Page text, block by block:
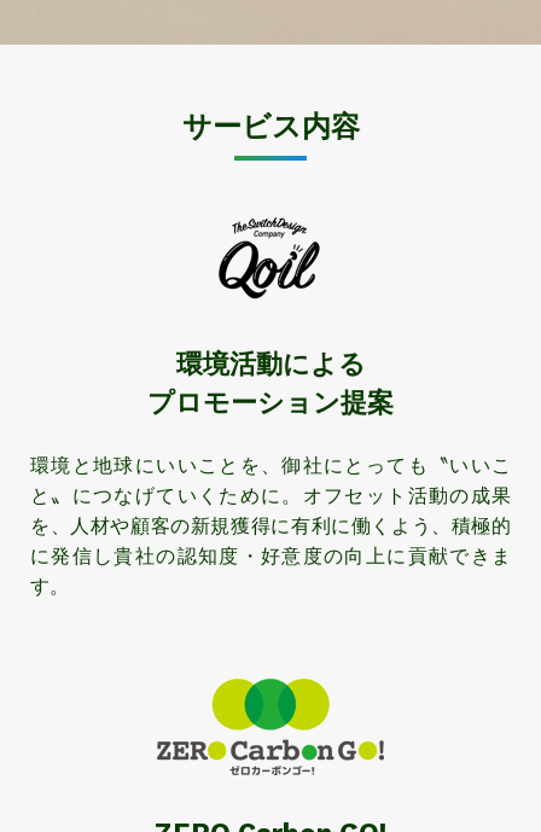
サービス内容
環境活動による
プロモーション提案
環境と地球にいいことを、御社にとっても〝いいこ
と〟につなげていくために。オフセット活動の成果
を、人材や顧客の新規獲得に有利に働くよう、積極的
に発信し貴社の認知度・好意度の向上に貢献できま
す。